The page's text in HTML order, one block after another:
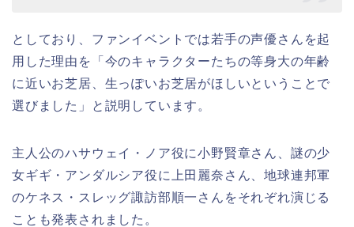
としており、ファンイベントでは若手の声優さんを起
用した理由を「今のキャラクターたちの等身大の年齢
に近いお芝居、生っぽいお芝居がほしいということで
選びました」と説明しています。
主人公のハサウェイ・ノア役に小野賢章さん、謎の少
女ギギ・アンダルシア役に上田麗奈さん、地球連邦軍
のケネス・スレッグ諏訪部順一さんをそれぞれ演じる
ことも発表されました。